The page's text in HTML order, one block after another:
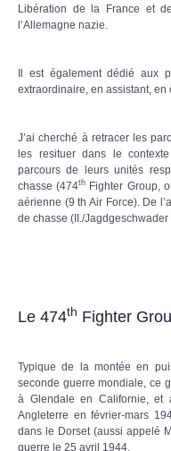
Libération de la France et
l’Allemagne nazie.
Il est également dédié aux
extraordinaire, en assistant, en
J’ai cherché à retracer les
les resituer dans le
parcours de leurs unités
chasse (474th Fighter Group,
aérienne (9 th Air Force). De
de chasse (II./Jagdgeschwader
Le 474th Fighter
Typique de la montée en
seconde guerre mondiale, ce
à Glendale en Californie, et
Angleterre en février-mars
dans le Dorset (aussi appelé
guerre le 25 avril 1944.